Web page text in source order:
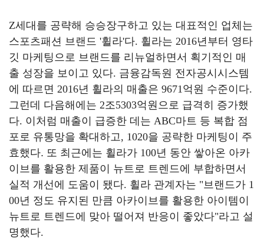
Z세대를 공략해 승승장구하고 있는 대표적인 업체는
스포츠패션 브랜드 '휠라'다. 휠라는 2016년부터 영타
깃 마케팅으로 브랜드를 리뉴얼하면서 획기적인 매
출 성장을 보이고 있다. 금융감독원 전자공시시스템
에 따르면 2016년 휠라의 매출은 9671억원 수준이다.
그런데
다음해에는 2조5303억원으로 급격히 증가했
다. 이처럼 매출이 급증한 데는 ABC마트 등 복합 점
포로 유통망을 확대하고, 1020을 공략한 마케팅이 주
효했다. 또 최근에는 휠라가 100년 동안 쌓아온 아카
이브를 활용한 제품이 뉴트로 트렌드에 부합하면서
실적 개선에 도움이 됐다. 휠라 관계자는 "브랜드가 1
00년 정도 유지된 만큼 아카이브를 활용한 아이템이
뉴트로 트렌드에 맞아 떨어져 반응이 좋았다"라고 설
명했다.